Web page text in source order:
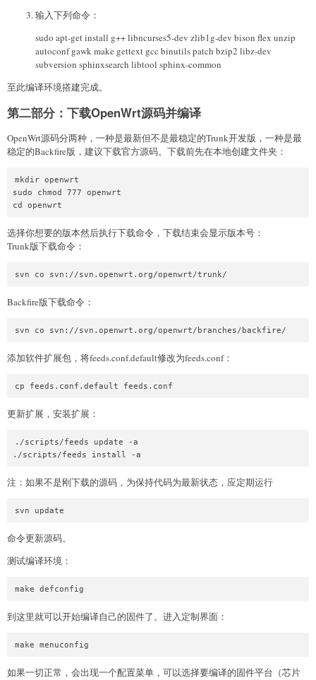
输入下列命令：
sudo apt-get install g++ libncurses5-dev zlib1g-dev bison flex unzip
autoconf gawk make gettext gcc binutils patch bzip2 libz-dev
subversion sphinxsearch libtool sphinx-common
至此编译环境搭建完成。
第二部分：下载OpenWrt源码并编译
OpenWrt源码分两种，一种是最新但不是最稳定的Trunk开发版，一种是最
稳定的Backfire版，建议下载官方源码。下载前先在本地创建文件夹：
mkdir openwrt
sudo chmod 777 openwrt
选择你想要的版本然后执行下载命令，下载结束会显示版本号：
Trunk版下载命令：
Backfire版下载命令：
添加软件扩展包，将feeds.conf.default修改为feeds.conf：
更新扩展，安装扩展：
./scripts/feeds update -a
注：如果不是刚下载的源码，为保持代码为最新状态，应定期运行
命令更新源码。
测试编译环境：
到这里就可以开始编译自己的固件了。进入定制界面：
如果一切正常，会出现一个配置菜单，可以选择要编译的固件平台（芯片